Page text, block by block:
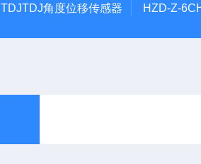
TDJTDJ角度位移传感器 HZD-Z-